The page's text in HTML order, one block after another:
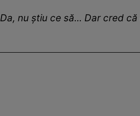
Da, nu știu ce să... Dar cred